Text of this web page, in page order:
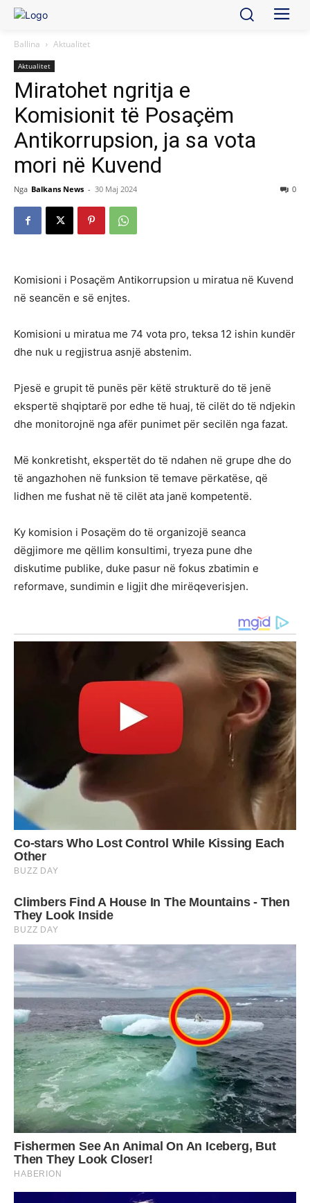
Ballina Aktualitet
Aktualitet
Miratohet ngritja e
Komisionit të Posaçëm
Antikorrupsion, ja sa vota
mori në Kuvend
Nga Balkans News - 30 Maj 2024 0
Komisioni i Posaçëm Antikorrupsion u miratua në Kuvend
në seancën e së enjtes.
Komisioni u miratua me 74 vota pro, teksa 12 ishin kundër
dhe nuk u regjistrua asnjë abstenim.
Pjesë e grupit të punës për këtë strukturë do të jenë
ekspertë shqiptarë por edhe të huaj, të cilët do të ndjekin
dhe monitorojnë nga afër punimet për secilën nga fazat.
Më konkretisht, ekspertët do të ndahen në grupe dhe do
të angazhohen në funksion të temave përkatëse, që
lidhen me fushat në të cilët ata janë kompetentë.
Ky komision i Posaçëm do të organizojë seanca
dëgjimore me qëllim konsultimi, tryeza pune dhe
diskutime publike, duke pasur në fokus zbatimin e
reformave, sundimin e ligjit dhe mirëqeverisjen.